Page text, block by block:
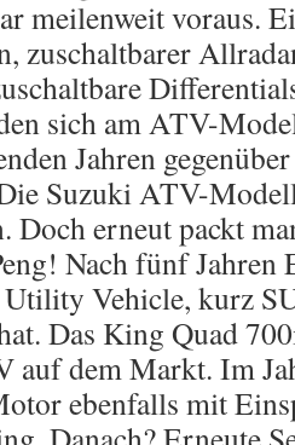
meilenweit voraus.
zuschaltbarer
sich am ATV-
Jahren
Suzuki ATV-
Doch erneut packt
Nach fünf Jahren
Vehicle, kurz
Das King Quad
auf dem Markt. Im
ebenfalls mit